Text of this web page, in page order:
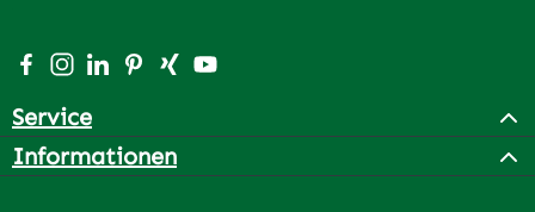
Besuche uns auf Facebook – öffnet in neuem Tab
Schau auf Instagram vorbei – öffnet in neuem Tab
Vernetze dich mit uns auf LinkedIn – öffnet in
Lass dich auf Pinterest inspirieren – öffnet
Vernetze dich mit uns auf Xing – öffnet
Sieh dir unsere Videos auf YouTube
Service
Informationen